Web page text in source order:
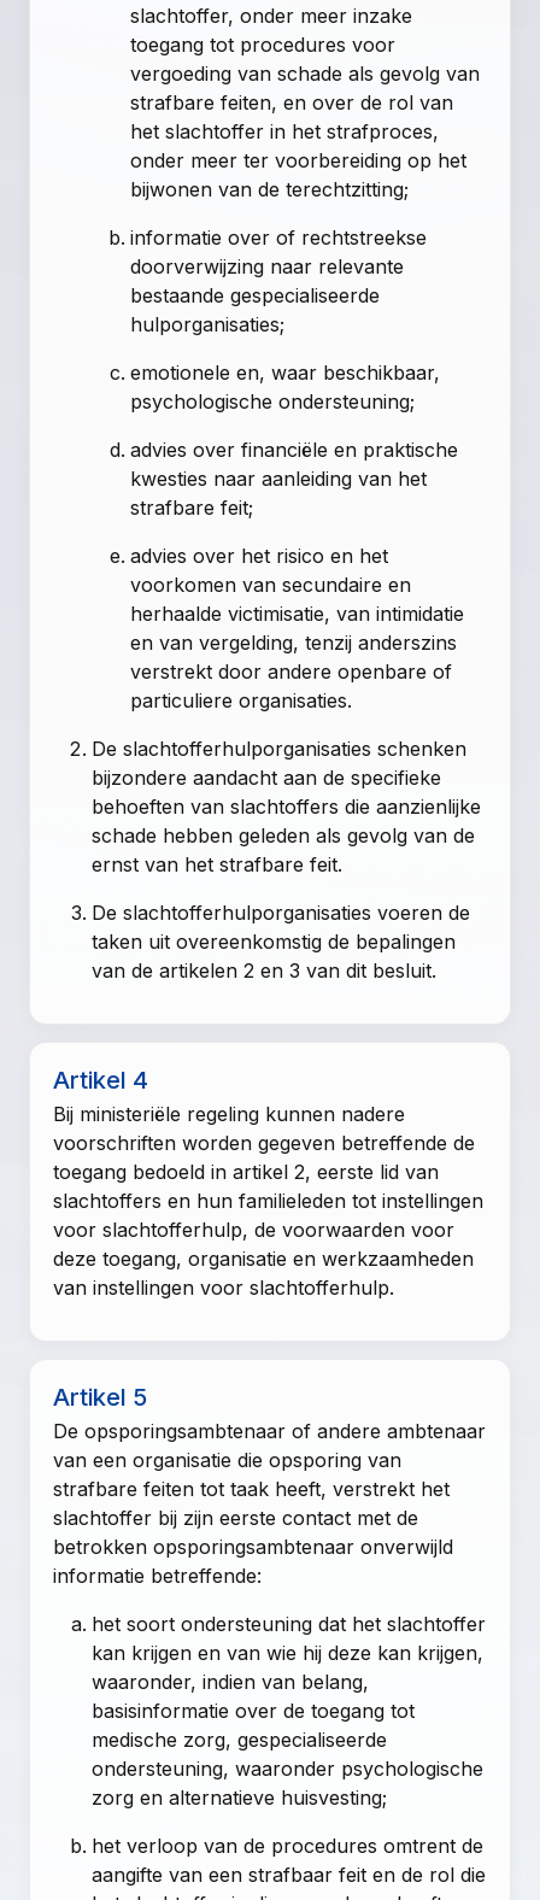
slachtoffer, onder meer inzake
toegang tot procedures voor
vergoeding van schade als gevolg van
strafbare feiten, en over de rol van
het slachtoffer in het strafproces,
onder meer ter voorbereiding op het
bijwonen van de terechtzitting;
informatie over of rechtstreekse
doorverwijzing naar relevante
bestaande gespecialiseerde
hulporganisaties;
emotionele en, waar beschikbaar,
psychologische ondersteuning;
advies over financiële en praktische
kwesties naar aanleiding van het
strafbare feit;
advies over het risico en het
voorkomen van secundaire en
herhaalde victimisatie, van intimidatie
en van vergelding, tenzij anderszins
verstrekt door andere openbare of
particuliere organisaties.
De slachtofferhulporganisaties schenken
bijzondere aandacht aan de specifieke
behoeften van slachtoffers die aanzienlijke
schade hebben geleden als gevolg van de
ernst van het strafbare feit.
De slachtofferhulporganisaties voeren de
taken uit overeenkomstig de bepalingen
van deartikelen 2 en 3 van dit besluit.
Artikel 4
Bij ministeriële regeling kunnen nadere
voorschriften worden gegeven betreffende de
toegang bedoeld inartikel 2, eerste lid van
slachtoffers en hun familieleden tot instellingen
voor slachtofferhulp, de voorwaarden voor
deze toegang, organisatie en werkzaamheden
van instellingen voor slachtofferhulp.
Artikel 5
De opsporingsambtenaar of andere ambtenaar
van een organisatie die opsporing van
strafbare feiten tot taak heeft, verstrekt het
slachtoffer bij zijn eerste contact met de
betrokken opsporingsambtenaar onverwijld
informatie betreffende:
het soort ondersteuning dat het slachtoffer
kan krijgen en van wie hij deze kan krijgen,
waaronder, indien van belang,
basisinformatie over de toegang tot
medische zorg, gespecialiseerde
ondersteuning, waaronder psychologische
zorg en alternatieve huisvesting;
het verloop van de procedures omtrent de
aangifte van een strafbaar feit en de rol die